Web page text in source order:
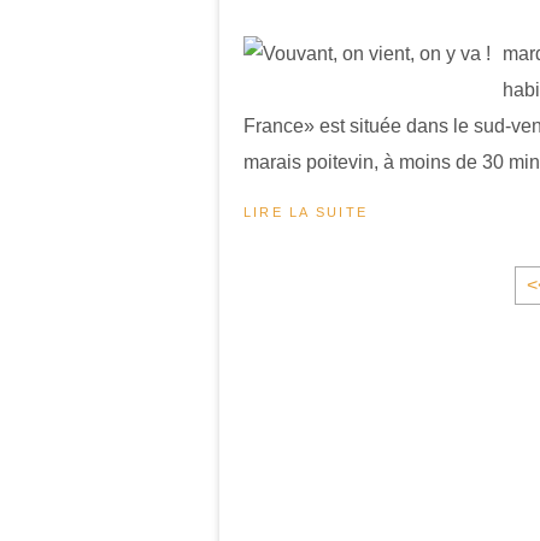
France» est située dans le sud-
marais poitevin, à moins de 30
LIRE LA SUITE